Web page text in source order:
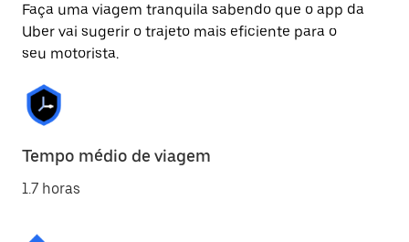
Faça uma viagem tranquila sabendo que o app da
Uber vai sugerir o trajeto mais eficiente para o
seu motorista.
Tempo médio de viagem
1.7 horas